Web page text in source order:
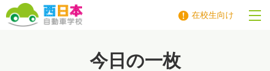
在校生向け
今日の一枚